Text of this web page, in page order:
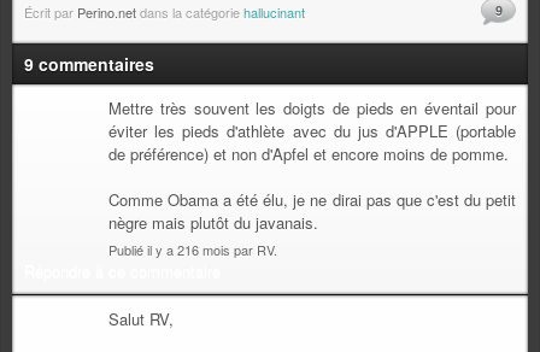
Écrit par Perino.netdans la catégoriehallucinant 9
9 commentaires
Mettre très souvent les doigts de pieds en éventail pour
éviter les pieds d'athlète avec du jus d'APPLE (portable
de préférence) et non d'Apfel et encore moins de pomme.
Comme Obama a été élu, je ne dirai pas que c'est du petit
nègre mais plutôt du javanais.
Publié il y a 216 mois par RV.
Salut RV,